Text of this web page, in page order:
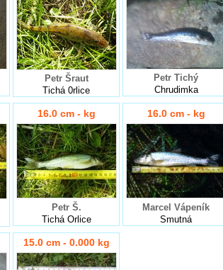
Petr Šraut
Tichá 0rlice
Petr Tichý
Chrudimka
16.0 cm - kg
Petr Š.
Tichá Orlice
16.0 cm - kg
Marcel Vápeník
Smutná
15.0 cm - 0.000 kg